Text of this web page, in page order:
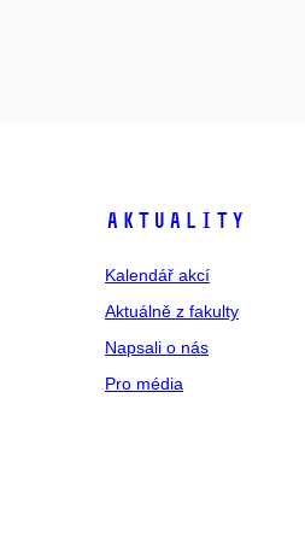
Aktuality
Kalendář akcí
Aktuálně z fakulty
Napsali o nás
Pro média